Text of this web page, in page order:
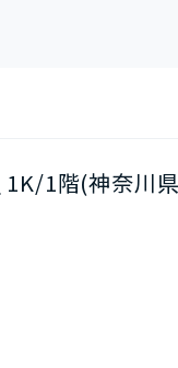
1K/1階(神奈川